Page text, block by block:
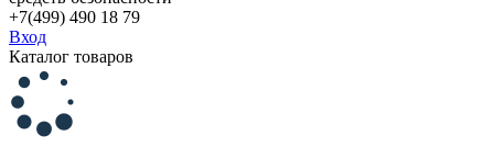
+7(499) 490 18 79
Вход
Каталог товаров